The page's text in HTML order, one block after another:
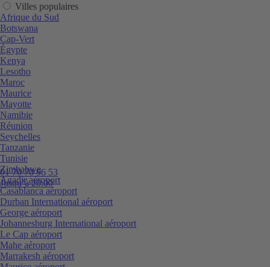
01 70 70 96 53
Jusqu’à 20:00
Villes populaires
Afrique du Sud
Botswana
Cap-Vert
Égypte
Kenya
Lesotho
Maroc
Maurice
Mayotte
Namibie
Réunion
Seychelles
Tanzanie
Tunisie
Zimbabwe
Agadir aéroport
Casablanca aéroport
Durban International aéroport
George aéroport
Johannesburg International aéroport
Le Cap aéroport
Mahe aéroport
Marrakesh aéroport